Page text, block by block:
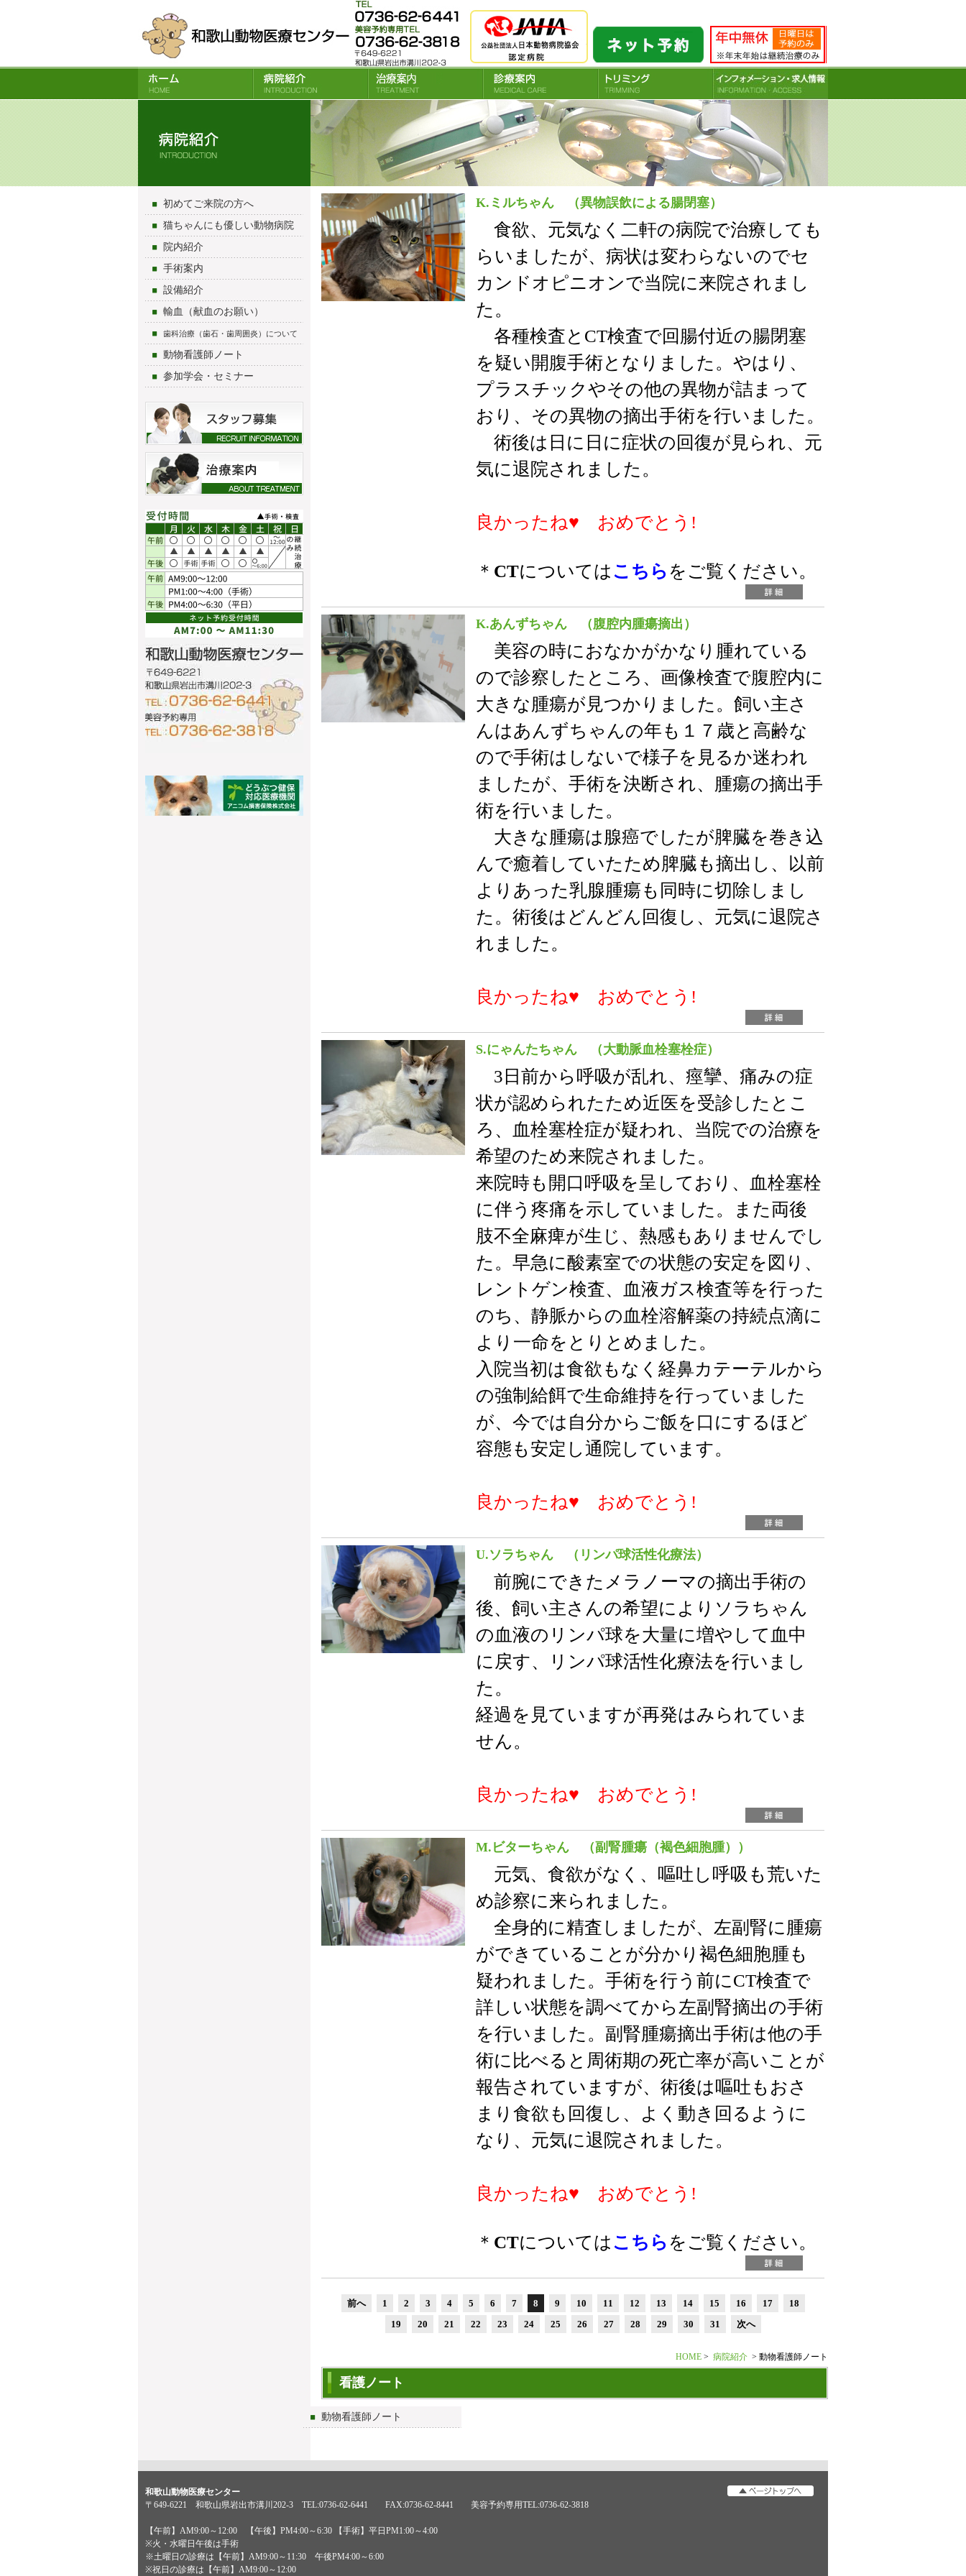
和歌山県岩出市の和歌山動物医療センターでは犬、猫、小動物の予防接種、去勢手術を行っています。
初めてご来院の方へ
猫ちゃんにも優しい動物病院
院内紹介
手術案内
設備紹介
輸血（献血のお願い）
歯科治療（歯石・歯周囲炎）について
動物看護師ノート
参加学会・セミナー
K.ミルちゃん （異物誤飲による腸閉塞）
食欲、元気なく二軒の病院で治療しても
らいましたが、病状は変わらないのでセ
カンドオピニオンで当院に来院されまし
た。
各種検査とCT検査で回腸付近の腸閉塞
を疑い開腹手術となりました。やはり、
プラスチックやその他の異物が詰まって
おり、その異物の摘出手術を行いました。
術後は日に日に症状の回復が見られ、元
気に退院されました。
良かったね♥ おめでとう!
＊ CTについては こちら をご覧ください。
K.あんずちゃん （腹腔内腫瘍摘出）
美容の時におなかがかなり腫れている
ので診察したところ、画像検査で腹腔内に
大きな腫瘍が見つかりました。飼い主さ
んはあんずちゃんの年も１７歳と高齢な
ので手術はしないで様子を見るか迷われ
ましたが、手術を決断され、腫瘍の摘出手
術を行いました。
大きな腫瘍は腺癌でしたが脾臓を巻き込
んで癒着していたため脾臓も摘出し、以前
よりあった乳腺腫瘍も同時に切除しまし
た。術後はどんどん回復し、元気に退院さ
れました。
良かったね♥ おめでとう!
S.にゃんたちゃん （大動脈血栓塞栓症）
3日前から呼吸が乱れ、痙攣、痛みの症
状が認められたため近医を受診したとこ
ろ、血栓塞栓症が疑われ、当院での治療を
希望のため来院されました。
来院時も開口呼吸を呈しており、血栓塞栓
に伴う疼痛を示していました。また両後
肢不全麻痺が生じ、熱感もありませんでし
た。早急に酸素室での状態の安定を図り、
レントゲン検査、血液ガス検査等を行った
のち、静脈からの血栓溶解薬の持続点滴に
より一命をとりとめました。
入院当初は食欲もなく経鼻カテーテルから
の強制給餌で生命維持を行っていました
が、今では自分からご飯を口にするほど
容態も安定し通院しています。
良かったね♥ おめでとう!
U.ソラちゃん （リンパ球活性化療法）
前腕にできたメラノーマの摘出手術の
後、飼い主さんの希望によりソラちゃん
の血液のリンパ球を大量に増やして血中
に戻す、リンパ球活性化療法を行いまし
た。
経過を見ていますが再発はみられていま
せん。
良かったね♥ おめでとう!
M.ビターちゃん （副腎腫瘍（褐色細胞腫））
元気、食欲がなく、嘔吐し呼吸も荒いた
め診察に来られました。
全身的に精査しましたが、左副腎に腫瘍
ができていることが分かり褐色細胞腫も
疑われました。手術を行う前にCT検査で
詳しい状態を調べてから左副腎摘出の手術
を行いました。副腎腫瘍摘出手術は他の手
術に比べると周術期の死亡率が高いことが
報告されていますが、術後は嘔吐もおさ
まり食欲も回復し、よく動き回るように
なり、元気に退院されました。
良かったね♥ おめでとう!
＊ CTについては こちら をご覧ください。
前へ 1 2 3 4 5 6 7 8 9 10 11 12 13 14 15 16 17
18
19
20 21 22 23 24 25 26 27 28 29 30 31 次へ
HOME > 病院紹介 > 動物看護師ノート
看護ノート
動物看護師ノート
和歌山動物医療センター
〒649-6221 和歌山県岩出市溝川202-3 TEL:0736-62-6441 FAX:0736-62-8441 美容予約専用TEL:0736-62-3818
【午前】AM9:00～12:00 【午後】PM4:00～6:30 【手術】平日PM1:00～4:00
※火・水曜日午後は手術
※土曜日の診療は【午前】AM9:00～11:30 午後PM4:00～6:00
※祝日の診療は【午前】AM9:00～12:00